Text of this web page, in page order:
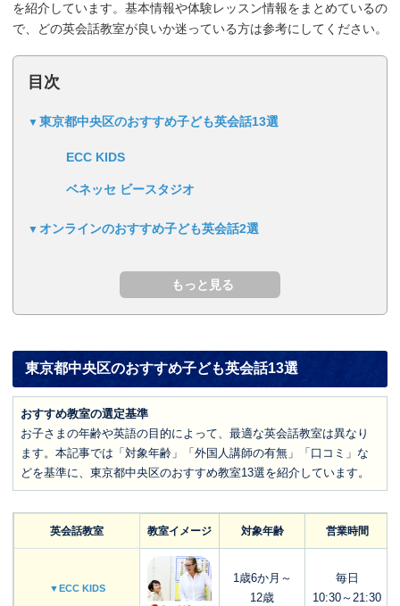
を紹介しています。基本情報や体験レッスン情報をまとめているの
で、どの英会話教室が良いか迷っている方は参考にしてください。
目次
東京都中央区のおすすめ子ども英会話13選
ECC KIDS
ベネッセ ビースタジオ
オンラインのおすすめ子ども英会話2選
東京都中央区のおすすめ子ども英会話13選
おすすめ教室の選定基準
お子さまの年齢や英語の目的によって、最適な英会話教室は異なり
ます。本記事では「対象年齢」「外国人講師の有無」「口コミ」な
どを基準に、東京都中央区のおすすめ教室13選を紹介しています。
英会話教室 教室イメージ 対象年齢 営業時間
▼ECC KIDS
1歳6か月～
12歳
毎日
10:30～21:30